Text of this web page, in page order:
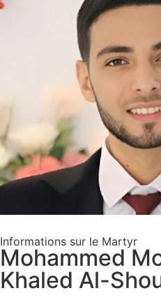
Informations sur le Martyr
Mohammed
Khaled Al-